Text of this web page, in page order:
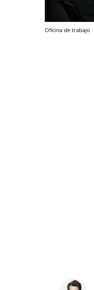
Oficina de trabajo